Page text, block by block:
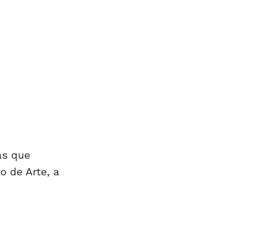
que
de Arte, a